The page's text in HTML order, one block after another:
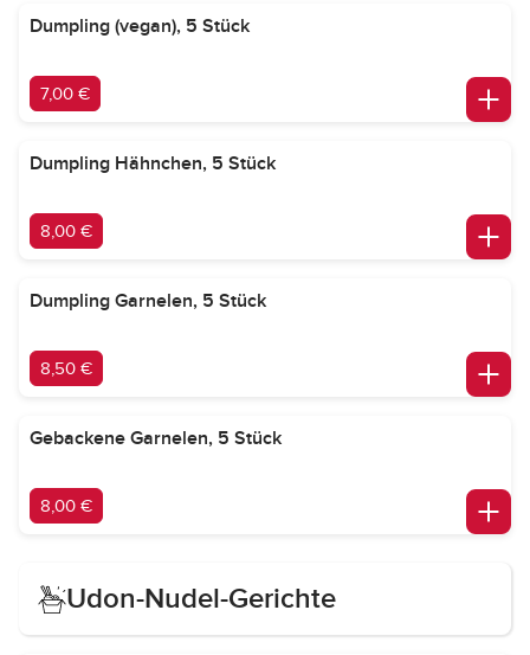
Dumpling (vegan), 5 Stück
7,00 €
Dumpling Hähnchen, 5 Stück
8,00 €
Dumpling Garnelen, 5 Stück
8,50 €
Gebackene Garnelen, 5 Stück
8,00 €
Udon-Nudel-Gerichte